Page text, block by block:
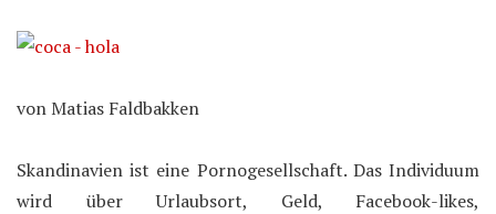
von Matias Faldbakken
Skandinavien ist eine Pornogesellschaft. Das Individuum
wird über Urlaubsort, Geld, Facebook-likes,